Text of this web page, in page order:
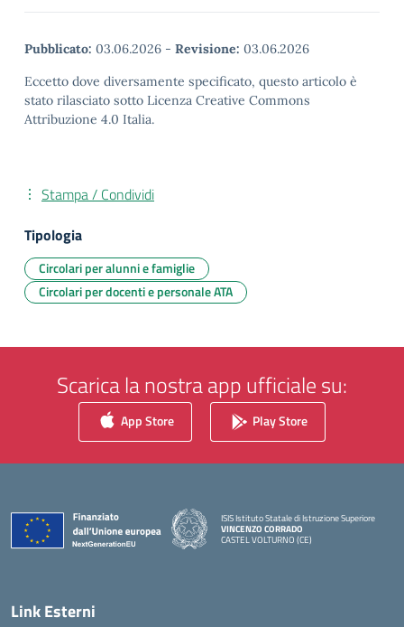
Pubblicato: 03.06.2026 - Revisione: 03.06.2026
Eccetto dove diversamente specificato, questo articolo è
stato rilasciato sotto Licenza Creative Commons
Attribuzione 4.0 Italia.
Stampa / Condividi
Tipologia
Circolari per alunni e famiglie
Circolari per docenti e personale ATA
Scarica la nostra app ufficiale su:
App Store Play Store
ISIS Istituto Statale di Istruzione Superiore
VINCENZO CORRADO
CASTEL VOLTURNO (CE)
Link Esterni